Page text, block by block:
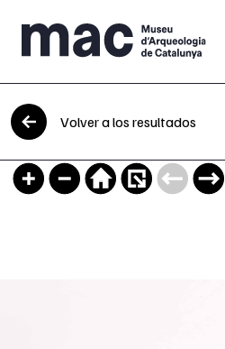
Saltar al contenido
Volver a los resultados